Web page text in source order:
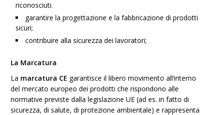
riconosciuti.
garantire la progettazione e la fabbricazione di prodotti
sicuri;
contribuire alla sicurezza dei lavoratori;
La Marcatura
La marcatura CE garantisce il libero movimento all’interno
del mercato europeo dei prodotti che rispondono alle
normative previste dalla legislazione UE (ad es. in fatto di
sicurezza, di salute, di protezione ambientale) e rappresenta